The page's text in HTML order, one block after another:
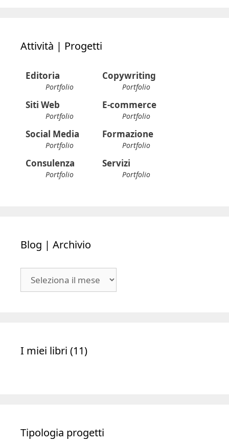
Attività | Progetti
Editoria
Portfolio
Copywriting
Portfolio
Siti Web
Portfolio
E-commerce
Portfolio
Social Media
Portfolio
Formazione
Portfolio
Consulenza
Portfolio
Servizi
Portfolio
Blog | Archivio
I miei libri (11)
Tipologia progetti